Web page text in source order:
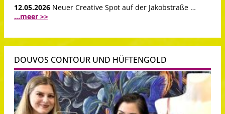
12.05.2026 Neuer Creative Spot auf der Jakobstraße …
...meer >>
DOUVOS CONTOUR UND HÜFTENGOLD